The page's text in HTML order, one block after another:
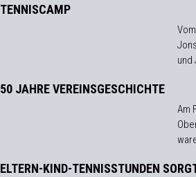
TENNISCAMP
und
50 JAHRE VEREINSGESCHICHTE
Am
ELTERN-KIND-TENNISSTUNDEN